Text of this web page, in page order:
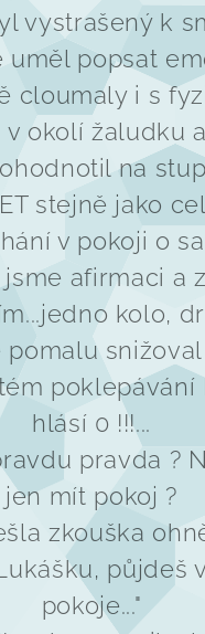
vystrašený k
uměl popsat
cloumaly i s
v okolí žaludku
na
stejně jako
v pokoji o
afirmaci a
kolo,
pomalu
poklepávání
hlásí 0 !!!...
pravda ?
jen mít pokoj ?
zkouška
půjdeš
pokoje..."